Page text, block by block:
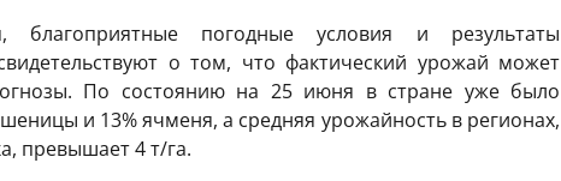
благоприятные погодные условия и результаты
о том, что фактический урожай может
По состоянию на 25 июня в стране уже было
и 13% ячменя, а средняя урожайность в регионах,
превышает 4 т/га.